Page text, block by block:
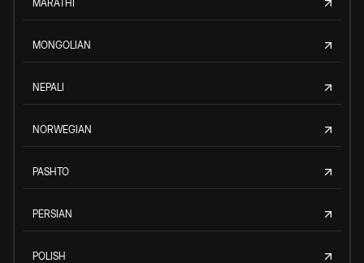
MARATHI
MONGOLIAN
NEPALI
NORWEGIAN
PASHTO
PERSIAN
POLISH